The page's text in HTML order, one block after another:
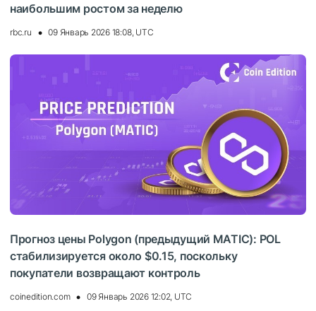
наибольшим ростом за неделю
rbc.ru 09 Январь 2026 18:08, UTC
Прогноз цены Polygon (предыдущий MATIC): POL
стабилизируется около $0.15, поскольку
покупатели возвращают контроль
coinedition.com 09 Январь 2026 12:02, UTC